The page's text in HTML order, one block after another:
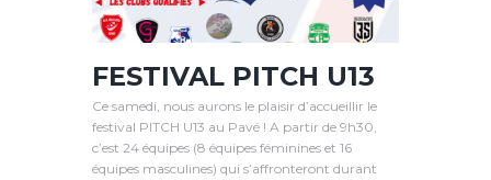
FESTIVAL PITCH U13
Ce samedi, nous aurons le plaisir d’accueillir le
festival PITCH U13 au Pavé ! A partir de 9h30,
c’est 24 équipes (8 équipes féminines et 16
équipes masculines) qui s’affronteront durant